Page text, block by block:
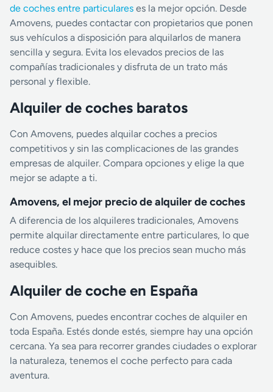
de coches entre particulares es la mejor opción. Desde
Amovens, puedes contactar con propietarios que ponen
sus vehículos a disposición para alquilarlos de manera
sencilla y segura. Evita los elevados precios de las
compañías tradicionales y disfruta de un trato más
personal y flexible.
Alquiler de coches baratos
Con Amovens, puedes alquilar coches a precios
competitivos y sin las complicaciones de las grandes
empresas de alquiler. Compara opciones y elige la que
mejor se adapte a ti.
Amovens, el mejor precio de alquiler de coches
A diferencia de los alquileres tradicionales, Amovens
permite alquilar directamente entre particulares, lo que
reduce costes y hace que los precios sean mucho más
asequibles.
Alquiler de coche en España
Con Amovens, puedes encontrar coches de alquiler en
toda España. Estés donde estés, siempre hay una opción
cercana. Ya sea para recorrer grandes ciudades o explorar
la naturaleza, tenemos el coche perfecto para cada
aventura.